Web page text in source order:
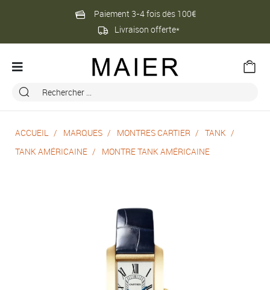
Paiement 3-4 fois dès 100€
Livraison offerte*
ACCUEIL MARQUES MONTRES CARTIER
TANK
TANK AMÉRICAINE
MONTRE TANK AMÉRICAINE